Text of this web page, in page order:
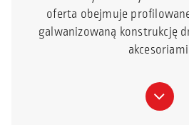
oferta obejmuje
galwanizowaną konstrukcję